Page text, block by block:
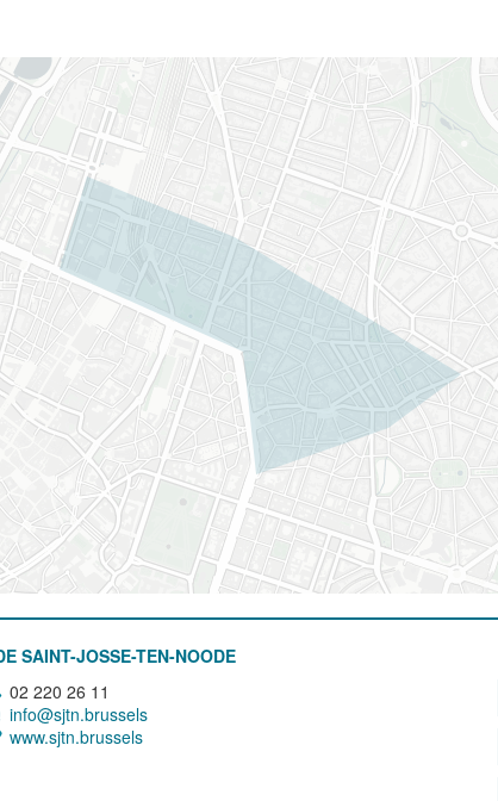
SAINT-JOSSE-TEN-NOODE
02 220 26 11
info@sjtn.brussels
www.sjtn.brussels